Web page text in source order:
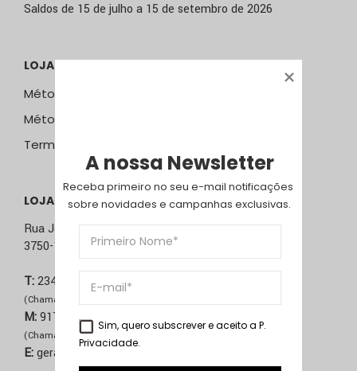
Saldos de 15 de julho a 15 de setembro de 2026
LOJA ONLINE
Métodos e Custos de Envio
Métodos de Pagamento
Termos & Condições
LOJA ÁGUEDA
Rua José Sucena, 231
3750-157 Águeda
T:234 603 020
(Chamada para rede fixa nacional)
M:917 514 271
(Chamada para rede móvel nacional)
E:geral@comma.pt
A nossa Newsletter
Receba primeiro no seu e-mail notificações
sobre novidades e campanhas exclusivas.
Sim, quero subscrever e aceito a P.
Privacidade.